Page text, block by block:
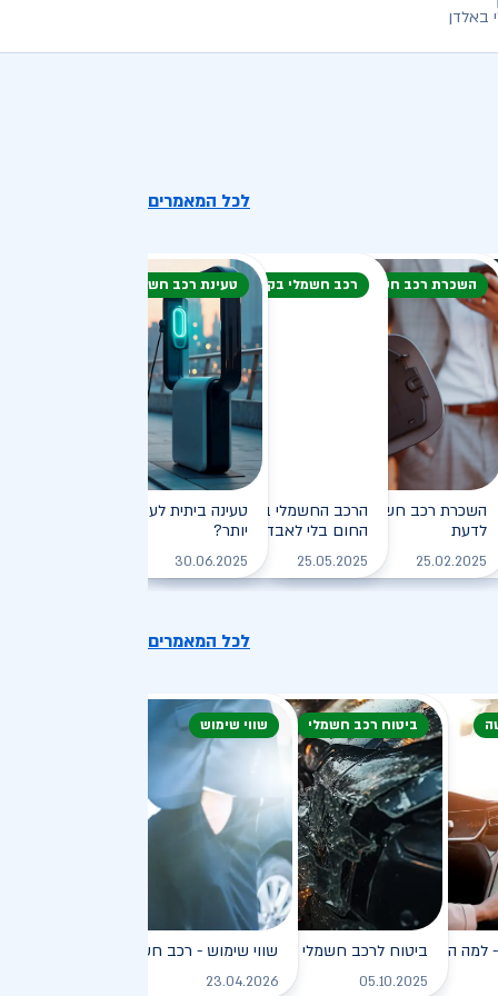
באלדן
לכל המאמרים
לקריאה
רכב חשמלי: המדריך
יעילה וירוקה
לקריאה
השכרת רכב חשמלי
השכרת רכב חשמלי: חיסכון, נוחות וכל מה שצריך
לדעת
25.02.2025 לקריאה
רכב חשמלי בקיץ
הרכב החשמלי בקיץ הישראלי: איך שורדים את
החום בלי לאבד טווח?
25.05.2025
טעינת רכב חשמלי
טעינה ביתית לעומת טעינה ציבורית -
יותר?
30.06.2025
לכל המאמרים
לקריאה
הוא כל כך פופולרי?
לקריאה
ביטוח רכב חשמלי
ביטוח לרכב חשמלי
05.10.2025
שווי שימוש
שווי שימוש - רכב חשמלי
23.04.2026